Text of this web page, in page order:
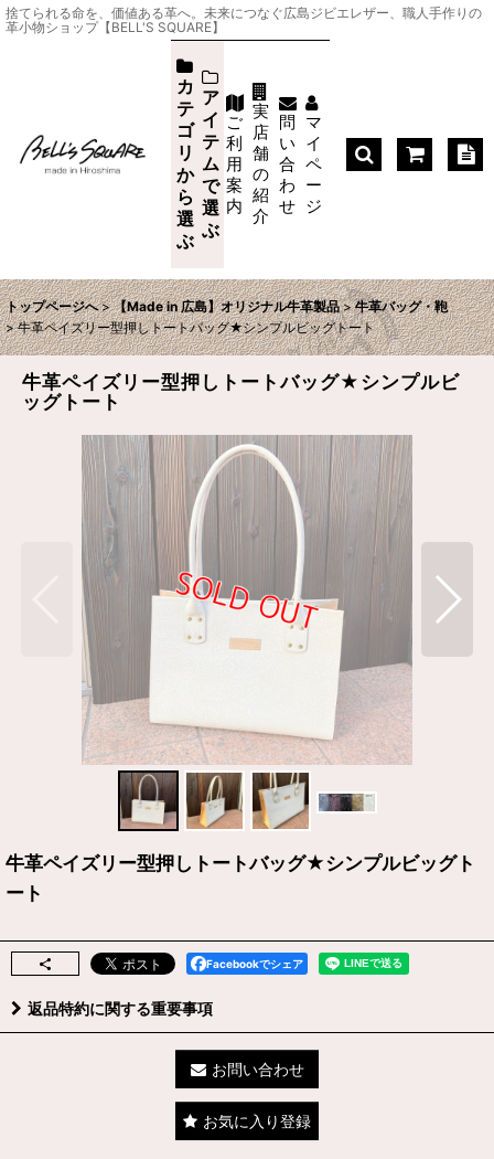
捨てられる命を、価値ある革へ。未来につなぐ広島ジビエレザー、職人手作りの
革小物ショップ【BELL'S SQUARE】
カ
テ
ゴ
リ
か
ら
選
ぶ
ア
イ
テ
ム
で
選
ぶ
ご
利
用
案
内
実
店
舗
の
紹
介
問
い
合
わ
せ
マ
イ
ペ
ー
ジ
トップページへ > 【Made in 広島】オリジナル牛革製品 > 牛革バッグ・鞄
> 牛革ペイズリー型押しトートバッグ★シンプルビッグトート
牛革ペイズリー型押しトートバッグ★シンプルビ
ッグトート
牛革ペイズリー型押しトートバッグ★シンプルビッグト
ート
Facebookでシェア
返品特約に関する重要事項
お問い合わせ
お気に入り登録